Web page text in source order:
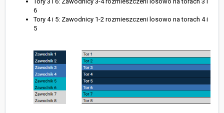
6
Tory 4 i 5: Zawodnicy 1-2 rozmieszczeni losowo na torach 4 i
5